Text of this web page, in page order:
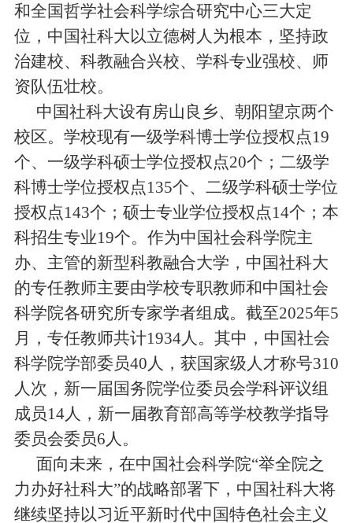
和全国哲学社会科学综合研究中心三大定
位，中国社科大以立德树人为根本，坚持政
治建校、科教融合兴校、学科专业强校、师
资队伍壮校。
中国社科大设有房山良乡、朝阳望京两个
校区。学校现有一级学科博士学位授权点19
个、一级学科硕士学位授权点20个；二级学
科博士学位授权点135个、二级学科硕士学位
授权点143个；硕士专业学位授权点14个；本
科招生专业19个。作为中国社会科学院主
办、主管的新型科教融合大学，中国社科大
的专任教师主要由学校专职教师和中国社会
科学院各研究所专家学者组成。截至2025年5
月，专任教师共计1934人。其中，中国社会
科学院学部委员40 人，获国家级人才称号310
人次，新一届国务院学位委员会学科评议组
成员14人，新一届教育部高等学校教学指导
委员会委员6 人。
面向未来，在中国社会科学院“举全院之
力办好社科大”的战略部署下，中国社科大将
继续坚持以习近平新时代中国特色社会主义